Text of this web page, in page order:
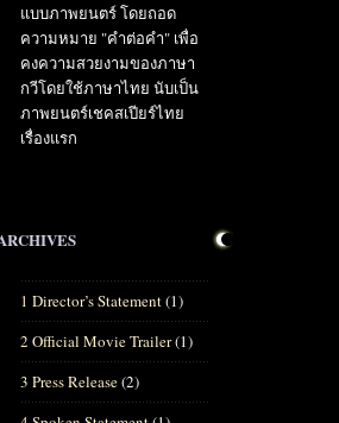
แบบภาพยนตร์ โดยถอด
ความหมาย "คำต่อคำ" เพื่อ
คงความสวยงามของภาษา
กวีโดยใช้ภาษาไทย นับเป็น
ภาพยนตร์เชคสเปียร์ไทย
เรื่องแรก
1 Director’s Statement(1)
2 Official Movie Trailer(1)
3 Press Release(2)